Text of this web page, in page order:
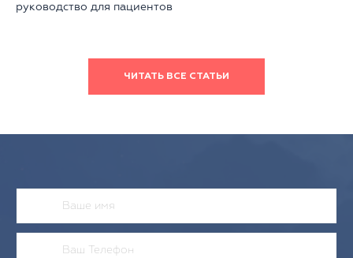
руководство для пациентов
ЧИТАТЬ ВСЕ СТАТЬИ